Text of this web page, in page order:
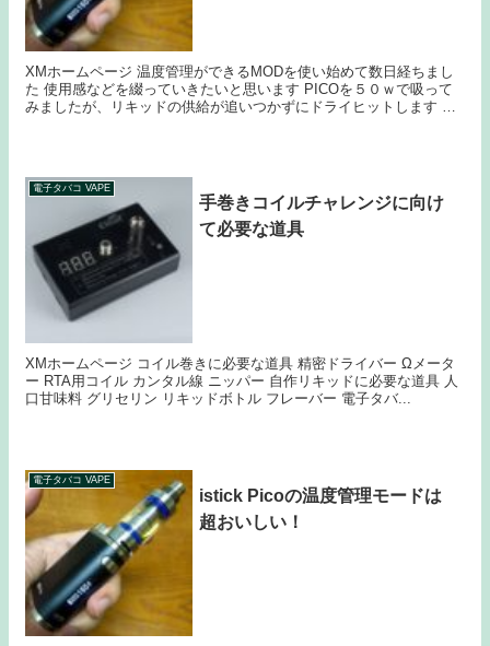
XMホームページ 温度管理ができるMODを使い始めて数日経ちまし
た 使用感などを綴っていきたいと思います PICOを５０ｗで吸って
みましたが、リキッドの供給が追いつかずにドライヒットします ド
電子タバコ VAPE
手巻きコイルチャレンジに向け
て必要な道具
XMホームページ コイル巻きに必要な道具 精密ドライバー Ωメータ
ー RTA用コイル カンタル線 ニッパー 自作リキッドに必要な道具 人
口甘味料 グリセリン リキッドボトル フレーバー 電子タバ...
電子タバコ VAPE
istick Picoの温度管理モードは
超おいしい！